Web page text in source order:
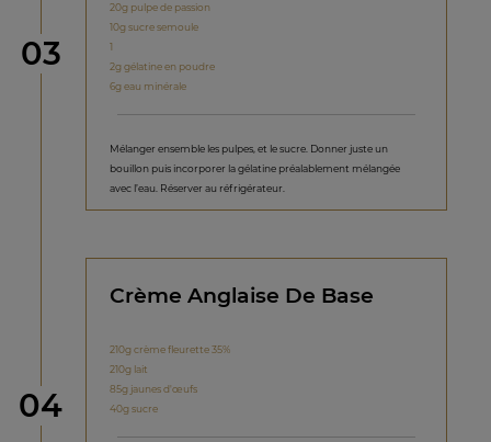
étape
03
20g pulpe de passion
10g sucre semoule
1
2g gélatine en poudre
6g eau minérale
Mélanger ensemble les pulpes, et le sucre. Donner juste un
bouillon puis incorporer la gélatine préalablement mélangée
avec l’eau. Réserver au réfrigérateur.
étape
04
Crème Anglaise De Base
210g crème fleurette 35%
210g lait
85g jaunes d'œufs
40g sucre